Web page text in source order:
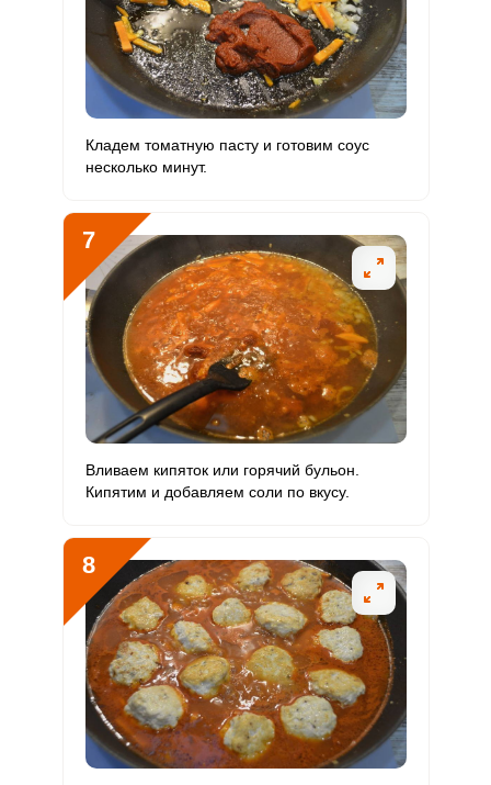
Кладем томатную пасту и готовим соус
несколько минут.
7
Вливаем кипяток или горячий бульон.
Кипятим и добавляем соли по вкусу.
8